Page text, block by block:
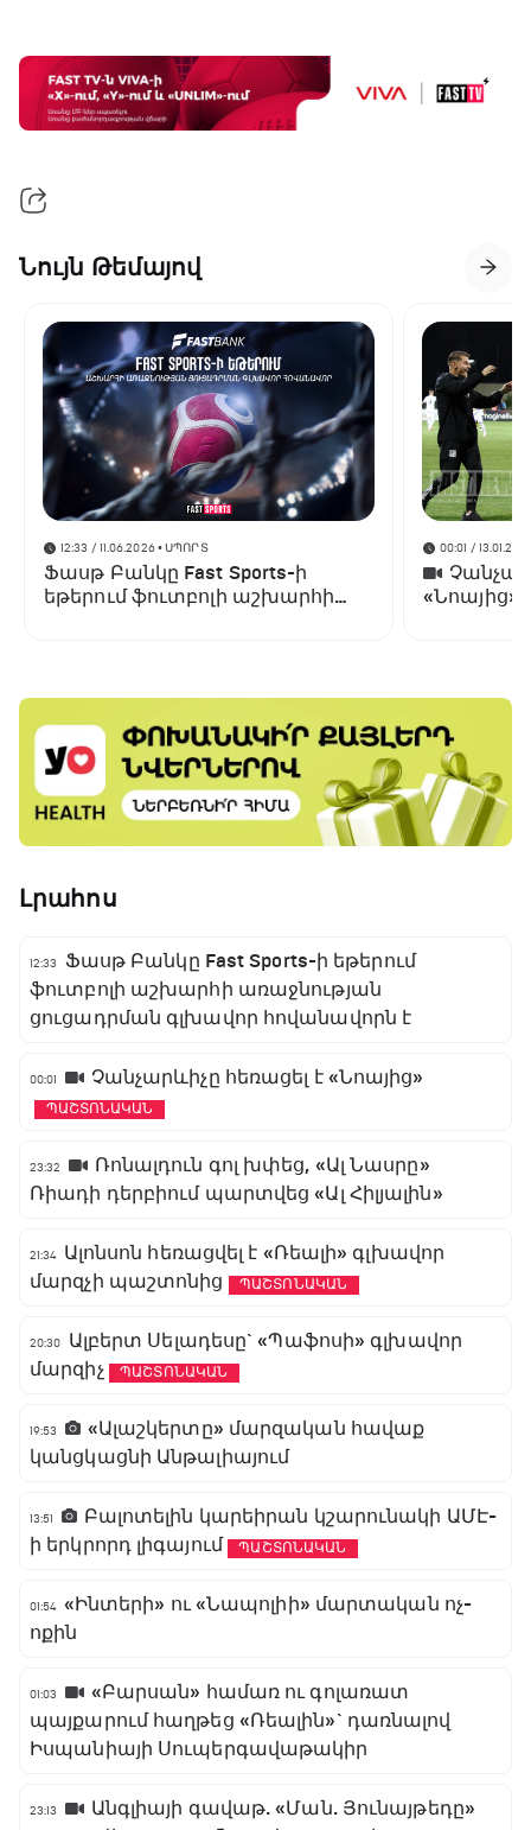
Նույն Թեմայով
12:33 / 11.06.2026• ՍՊՈՐՏ
Ֆասթ Բանկը Fast Sports-ի
եթերում ֆուտբոլի աշխարհի
00:01 /
«Նոայից»
Լրահոս
12:33
Ֆասթ Բանկը Fast Sports-ի եթերում
ֆուտբոլի աշխարհի առաջնության
ցուցադրման գլխավոր հովանավորն է
00:01 Չանչարևիչը հեռացել է «Նոայից»
ՊԱՇՏՈՆԱԿԱՆ
23:32
Ռոնալդուն գոլ խփեց, «Ալ Նասրը»
Ռիադի դերբիում պարտվեց «Ալ Հիլյալին»
21:34 Ալոնսոն հեռացվել է «Ռեալի» գլխավոր
մարզչի պաշտոնից
ՊԱՇՏՈՆԱԿԱՆ
20:30
Ալբերտ Սելադեսը` «Պաֆոսի» գլխավոր
մարզիչ
ՊԱՇՏՈՆԱԿԱՆ
19:53
«Ալաշկերտը» մարզական հավաք
կանցկացնի Անթալիայում
13:51
Բալոտելին կարեիրան կշարունակի ԱՄԷ-
ի երկրորդ լիգայում
ՊԱՇՏՈՆԱԿԱՆ
01:54 «Ինտերի» ու «Նապոլիի» մարտական ոչ-
ոքին
01:03
«Բարսան» համառ ու գոլառատ
պայքարում հաղթեց «Ռեալին»` դառնալով
Իսպանիայի Սուպերգավաթակիր
23:13
Անգլիայի գավաթ. «Ման. Յունայթեդը»